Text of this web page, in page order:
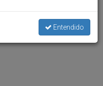
Entendido